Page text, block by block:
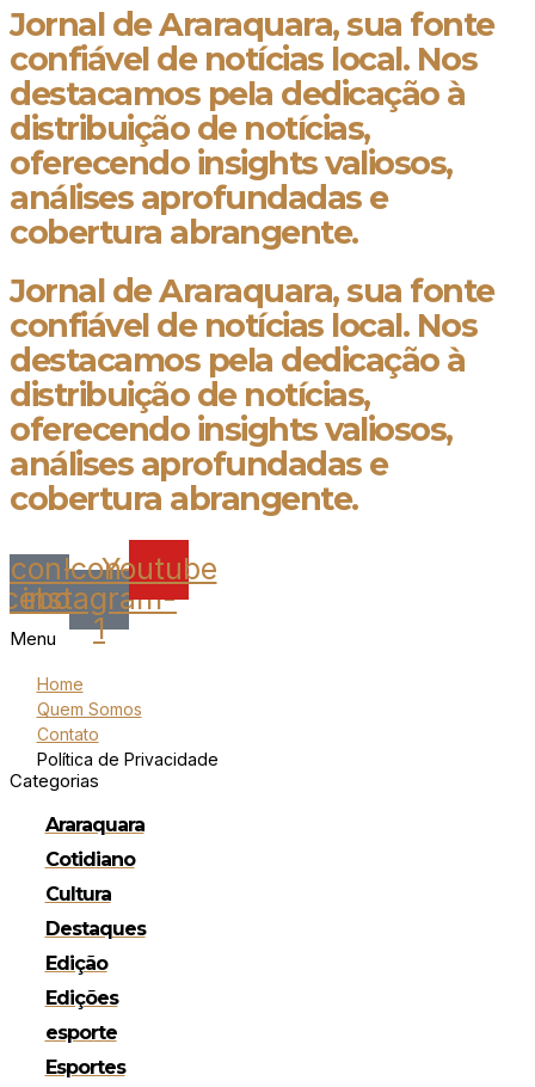
Jornal de Araraquara, sua fonte
confiável de notícias local. Nos
destacamos pela dedicação à
distribuição de notícias,
oferecendo insights valiosos,
análises aprofundadas e
cobertura abrangente.
Jornal de Araraquara, sua fonte
confiável de notícias local. Nos
destacamos pela dedicação à
distribuição de notícias,
oferecendo insights valiosos,
análises aprofundadas e
cobertura abrangente.
Icon-Icon-
instagram-
1
Youtube
Menu
Home
Quem Somos
Contato
Política de Privacidade
Categorias
Araraquara
Cotidiano
Cultura
Destaques
Edição
Edições
esporte
Esportes